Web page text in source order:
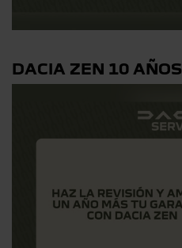
DACIA ZEN 10 AÑOS